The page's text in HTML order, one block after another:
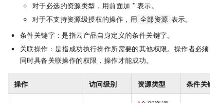
对于必选的资源类型，用前面加 * 表示。
对于不支持资源级授权的操作，用 全部资源 表示。
条件关键字：是指云产品自身定义的条件关键字。
关联操作：是指成功执行操作所需要的其他权限。操作者必须
同时具备关联操作的权限，操作才能成功。
操作 访问级别 资源类型 条件关键